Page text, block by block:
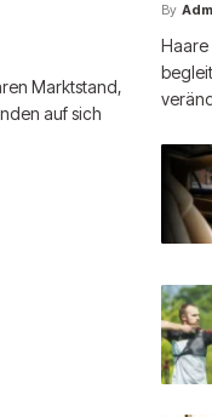
Marktstand,
auf sich
By
Haare